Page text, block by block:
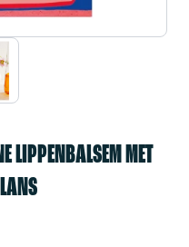
LIPPENBALSEM MET